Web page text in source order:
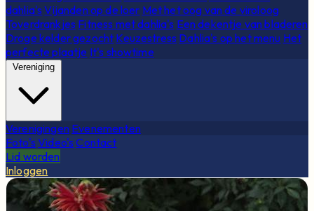
dahlia's Vijanden op de loer Met het oog van de viroloog
Toverdrankjes Fitness met dahlia's Een dekentje van bladeren
Droge kelder gezocht Keuzestress Dahlia's op het menu Het
perfecte plaatje It's showtime
Vereniging
Verenigingen Evenementen
Foto's Video's Contact
Lid worden
Inloggen